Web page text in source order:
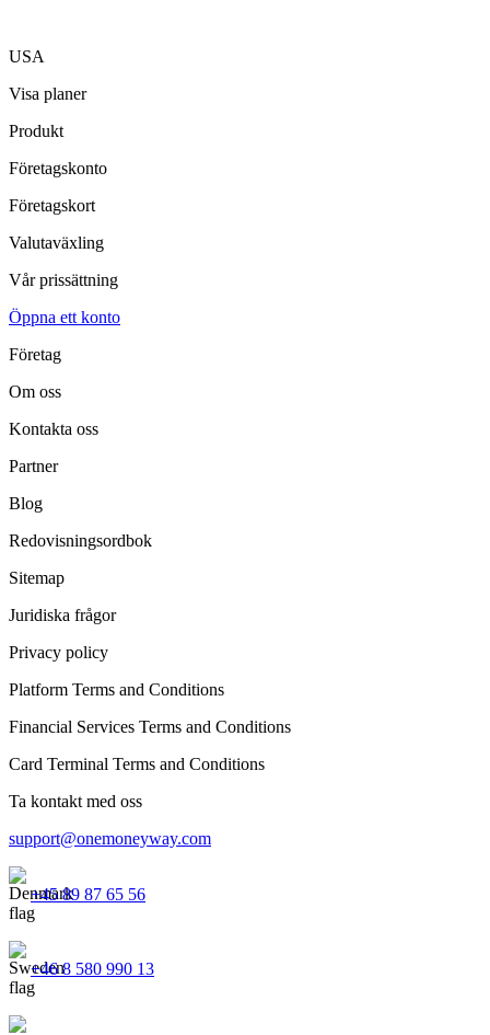
USA
Visa planer
Produkt
Företagskonto
Företagskort
Valutaväxling
Vår prissättning
Öppna ett konto
Företag
Om oss
Kontakta oss
Partner
Blog
Redovisningsordbok
Sitemap
Juridiska frågor
Privacy policy
Platform Terms and Conditions
Financial Services Terms and Conditions
Card Terminal Terms and Conditions
Ta kontakt med oss
support@onemoneyway.com
+45 89 87 65 56
+46 8 580 990 13